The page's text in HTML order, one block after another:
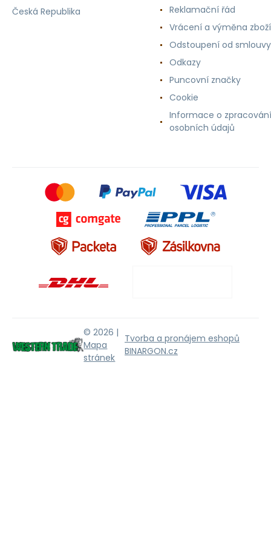
Česká Republika
Reklamační řád
Vrácení a výměna zboží
Odstoupení od smlouvy
Odkazy
Puncovní značky
Cookie
Informace o zpracování
osobních údajů
© 2026 |
Mapa
stránek
Tvorba a pronájem eshopů
BINARGON.cz